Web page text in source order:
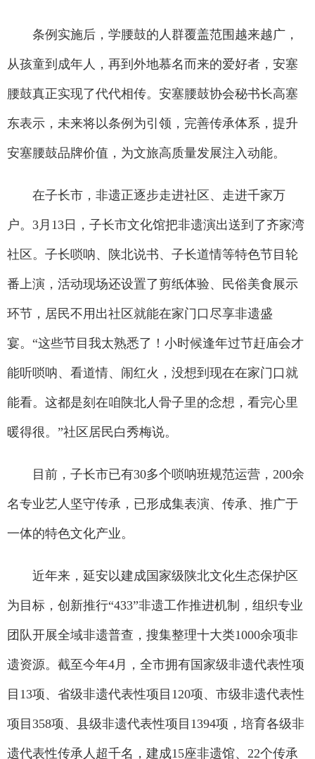
条例实施后，学腰鼓的人群覆盖范围越来越广，
从孩童到成年人，再到外地慕名而来的爱好者，安塞
腰鼓真正实现了代代相传。安塞腰鼓协会秘书长高塞
东表示，未来将以条例为引领，完善传承体系，提升
安塞腰鼓品牌价值，为文旅高质量发展注入动能。
在子长市，非遗正逐步走进社区、走进千家万
户。3月13日，子长市文化馆把非遗演出送到了齐家湾
社区。子长唢呐、陕北说书、子长道情等特色节目轮
番上演，活动现场还设置了剪纸体验、民俗美食展示
环节，居民不用出社区就能在家门口尽享非遗盛
宴。“这些节目我太熟悉了！小时候逢年过节赶庙会才
能听唢呐、看道情、闹红火，没想到现在在家门口就
能看。这都是刻在咱陕北人骨子里的念想，看完心里
暖得很。”社区居民白秀梅说。
目前，子长市已有30多个唢呐班规范运营，200余
名专业艺人坚守传承，已形成集表演、传承、推广于
一体的特色文化产业。
近年来，延安以建成国家级陕北文化生态保护区
为目标，创新推行“433”非遗工作推进机制，组织专业
团队开展全域非遗普查，搜集整理十大类1000余项非
遗资源。截至今年4月，全市拥有国家级非遗代表性项
目13项、省级非遗代表性项目120项、市级非遗代表性
项目358项、县级非遗代表性项目1394项，培育各级非
遗代表性传承人超千名，建成15座非遗馆、22个传承